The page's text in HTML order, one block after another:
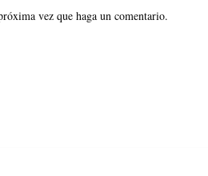
vez que haga un comentario.